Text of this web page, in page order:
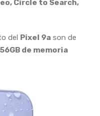
Circle to Search,
del Pixel 9a son de
de memoria